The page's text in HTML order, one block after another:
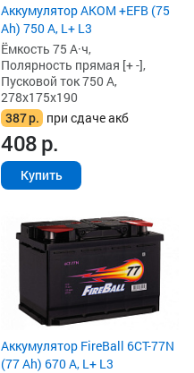
Аккумулятор AKOM +EFB (75
Ah) 750 А, L+ L3
Ёмкость 75 А·ч,
Полярность прямая [+ -],
Пусковой ток 750 А,
278x175x190
387р. при сдаче акб
408р.
Купить
Аккумулятор FireBall 6СТ-77N
(77 Ah) 670 А, L+ L3